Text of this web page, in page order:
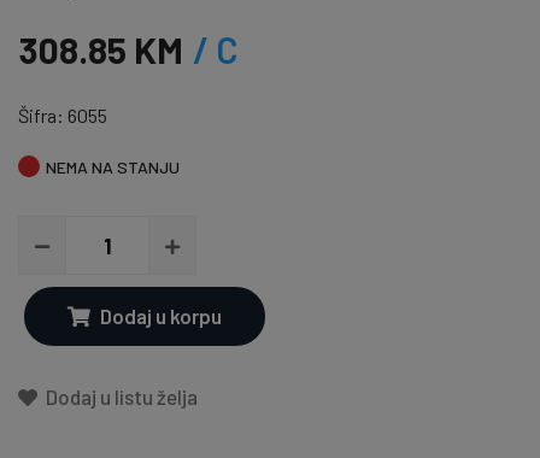
308.85 KM / C
Šifra: 6055
NEMA NA STANJU
Dodaj u korpu
Dodaj u listu želja